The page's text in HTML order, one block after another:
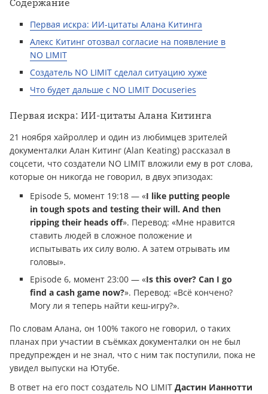
Содержание
Первая искра: ИИ-цитаты Алана Китинга
Алекс Китинг отозвал согласие на появление в
NO LIMIT
Создатель NO LIMIT сделал ситуацию хуже
Что будет дальше с NO LIMIT Docuseries
Первая искра: ИИ-цитаты Алана Китинга
21 ноября хайроллер и один из любимцев зрителей
документалки Алан Китинг (Alan Keating) рассказал в
соцсети, что создатели NO LIMIT вложили ему в рот слова,
которые он никогда не говорил, в двух эпизодах:
Episode 5, момент 19:18 — «I like putting people
in tough spots and testing their will. And then
ripping their heads off». Перевод: «Мне нравится
ставить людей в сложное положение и
испытывать их силу волю. А затем отрывать им
головы».
Episode 6, момент 23:00 — «Is this over? Can I go
find a cash game now?». Перевод: «Всё кончено?
Могу ли я теперь найти кеш-игру?».
По словам Алана, он 100% такого не говорил, о таких
планах при участии в съёмках документалки он не был
предупрежден и не знал, что с ним так поступили, пока не
увидел выпуски на Ютубе.
В ответ на его пост создатель NO LIMIT Дастин Ианнотти